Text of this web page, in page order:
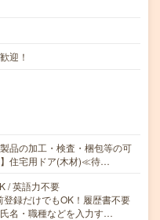
迎！
品の加工・検査・梱包等の可
住宅用ドア(木材)≪待…
/ 英語力不要
録だけでもOK！履歴書不要
名・職種などを入力す…